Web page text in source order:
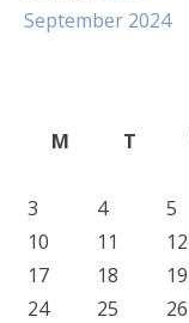
September 2024
M
T
3
4 5
10
11 12
17
18 19
24
25 26